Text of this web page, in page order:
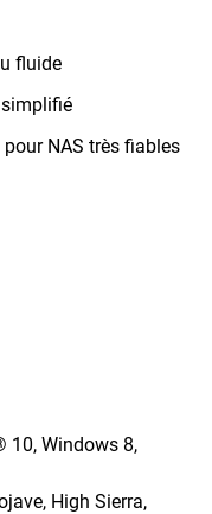
fluide
NAS très fiables
10, Windows 8,
High Sierra,